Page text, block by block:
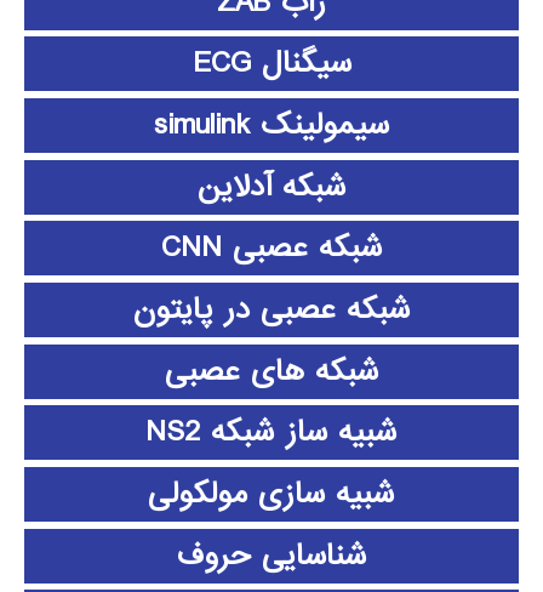
سیگنال ECG
سیمولینک simulink
شبکه آدلاین
شبکه عصبی CNN
شبکه عصبی در پایتون
شبکه های عصبی
شبیه ساز شبکه NS2
شبیه سازی مولکولی
شناسایی حروف